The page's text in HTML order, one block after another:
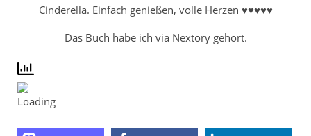
Cinderella. Einfach genießen, volle Herzen ♥♥♥♥♥
Das Buch habe ich via Nextory gehört.